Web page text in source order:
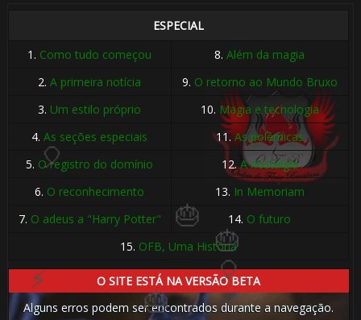
ESPECIAL
1. Como tudo começou 8.Além da magia
2.A primeira notícia 9. O retorno ao Mundo Bruxo
3. Um estilo próprio 10. Magia e tecnologia
4.As seções especiais 11.As polêmicas
5. O registro do domínio 12.A nostalgia
6. O reconhecimento 13. In Memoriam
7. O adeus a "Harry Potter" 14. O futuro
15. OFB, Uma História
O SITE ESTÁ NA VERSÃO BETA
Alguns erros podem ser encontrados durante a navegação.
⚡
1️⃣ 8️⃣
⚡
⚡